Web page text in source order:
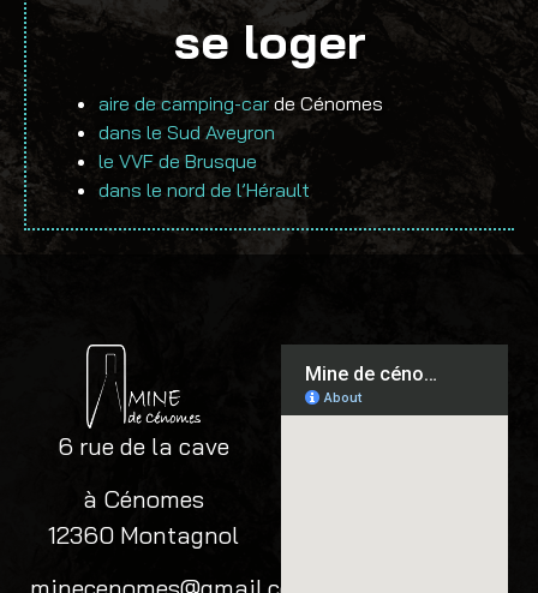
se loger
aire de camping-car de Cénomes
dans le Sud Aveyron
le VVF de Brusque
dans le nord de l’Hérault
6 rue de la cave
à Cénomes
12360 Montagnol